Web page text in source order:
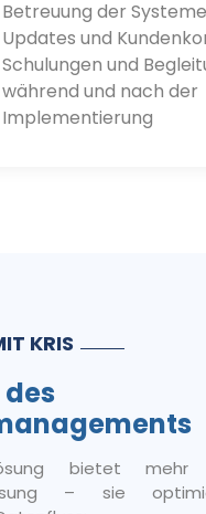
Betreuung der
Updates und
Schulungen und
während und nach der
Implementierung
KRIS
bietet
– sie